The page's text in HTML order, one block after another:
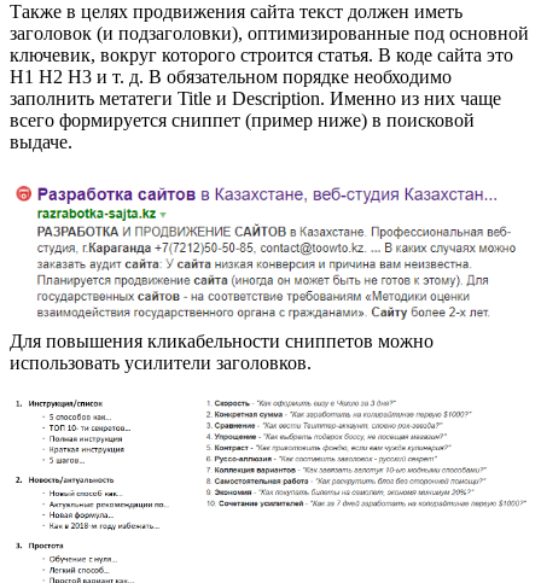
Также в целях продвижения сайта текст должен иметь
заголовок (и подзаголовки), оптимизированные под основной
ключевик, вокруг которого строится статья. В коде сайта это
H1 H2 H3 и т. д. В обязательном порядке необходимо
заполнить метатеги Title и Description. Именно из них чаще
всего формируется сниппет (пример ниже) в поисковой
выдаче.
Для повышения кликабельности сниппетов можно
использовать усилители заголовков.